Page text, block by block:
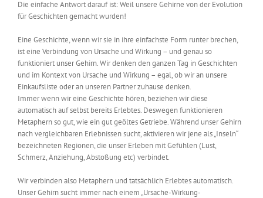
Die einfache Antwort darauf ist: Weil unsere Gehirne von der Evolution
für Geschichten gemacht wurden!
Eine Geschichte, wenn wir sie in ihre einfachste Form runter brechen,
ist eine Verbindung von Ursache und Wirkung – und genau so
funktioniert unser Gehirn. Wir denken den ganzen Tag in Geschichten
und im Kontext von Ursache und Wirkung – egal, ob wir an unsere
Einkaufsliste oder an unseren Partner zuhause denken.
Immer wenn wir eine Geschichte hören, beziehen wir diese
automatisch auf selbst bereits Erlebtes. Deswegen funktionieren
Metaphern so gut, wie ein gut geöltes Getriebe. Während unser Gehirn
nach vergleichbaren Erlebnissen sucht, aktivieren wir jene als „Inseln“
bezeichneten Regionen, die unser Erleben mit Gefühlen (Lust,
Schmerz, Anziehung, Abstoßung etc) verbindet.
Wir verbinden also Metaphern und tatsächlich Erlebtes automatisch.
Unser Gehirn sucht immer nach einem „Ursache-Wirkung-